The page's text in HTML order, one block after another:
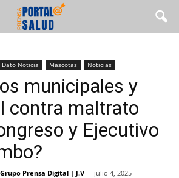
Dato Noticia Mascotas Noticias
municipales y
contra maltrato
y Ejecutivo
Prensa Digital | J.V - julio 4, 2025